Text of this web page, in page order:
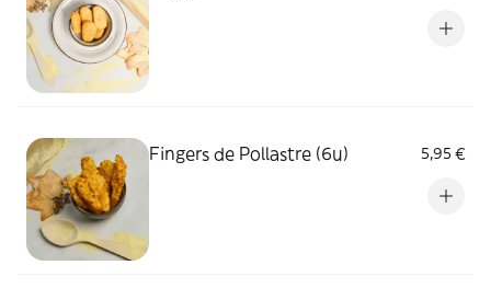
Fingers de Pollastre (6u) 5,95 €